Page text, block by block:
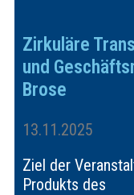
Zirkuläre
und
Brose
13.11.2025
Ziel der
Produkts des